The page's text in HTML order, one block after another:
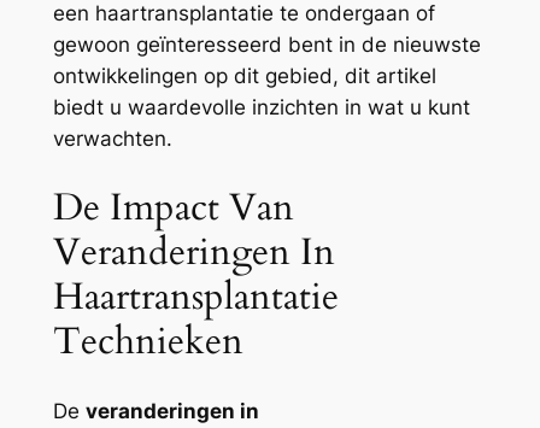
een haartransplantatie te ondergaan of
gewoon geïnteresseerd bent in de nieuwste
ontwikkelingen op dit gebied, dit artikel
biedt u waardevolle inzichten in wat u kunt
verwachten.
De Impact Van
Veranderingen In
Haartransplantatie
Technieken
De veranderingen in